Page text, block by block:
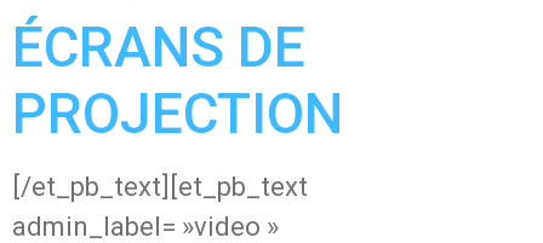
ÉCRANS DE
PROJECTION
[/et_pb_text][et_pb_text
admin_label= »video »